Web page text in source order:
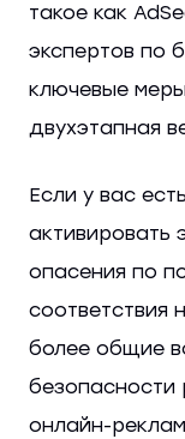
такое как
экспертов по
ключевые
двухэтапная
Если у вас
опасения по
соответствия
более общие
безопасности
онлайн-